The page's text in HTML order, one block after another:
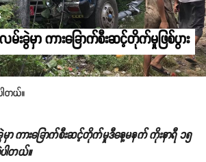
းခွဲမှာ ကားခြောက်စီးဆင့်တိုက်မှုဖြစ်ပွား
ါတယ်။
ာ ကားခြောက်စီးဆင့်တိုက်မှုဒီနေ့မနက် ကိုးနာရီ ၁၅
ါတယ်။